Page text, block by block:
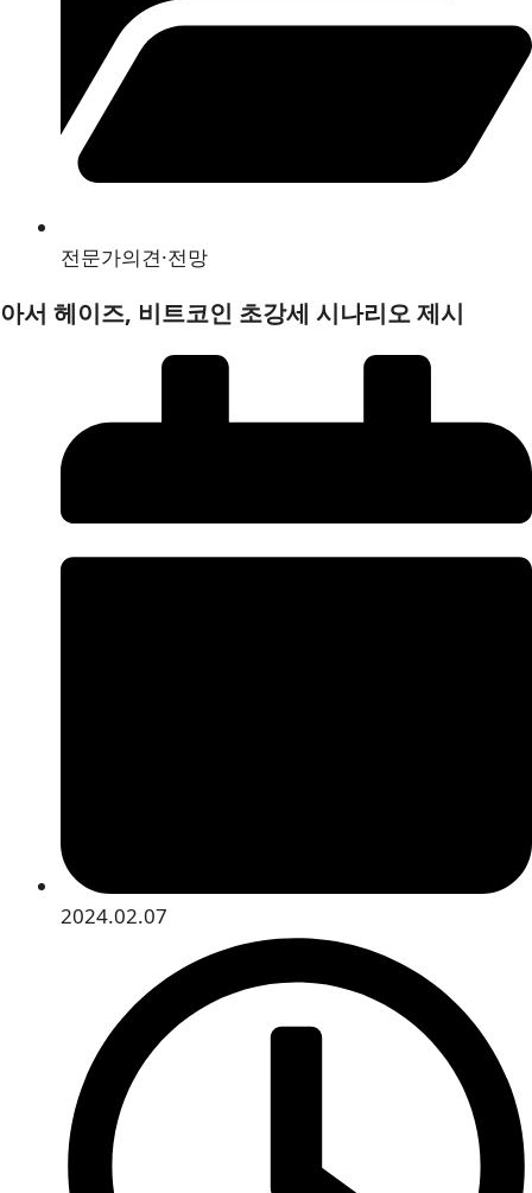
전문가의견·전망
아서 헤이즈, 비트코인 초강세 시나리오 제시
2024.02.07